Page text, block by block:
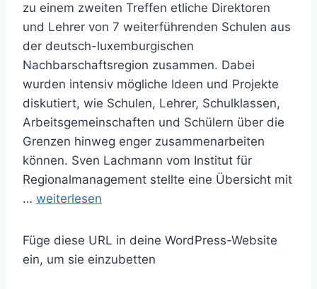
zu einem zweiten Treffen etliche Direktoren
und Lehrer von 7 weiterführenden Schulen aus
der deutsch-luxemburgischen
Nachbarschaftsregion zusammen. Dabei
wurden intensiv mögliche Ideen und Projekte
diskutiert, wie Schulen, Lehrer, Schulklassen,
Arbeitsgemeinschaften und Schülern über die
Grenzen hinweg enger zusammenarbeiten
können. Sven Lachmann vom Institut für
Regionalmanagement stellte eine Übersicht mit
… A
b
e
weiterlesen
Füge diese URL in deine WordPress-Website
ein, um sie einzubetten